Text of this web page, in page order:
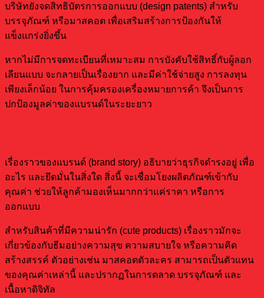
บริษัทยังจดสิทธิบัตรการออกแบบ (design patents) สำหรับ
บรรจุภัณฑ์ หรือมาสคอต เพื่อเสริมสร้างการป้องกันให้
แข็งแกร่งยิ่งขึ้น
หากไม่มีการจดทะเบียนที่เหมาะสม การบังคับใช้สิทธิ์กับผู้ลอก
เลียนแบบ จะกลายเป็นเรื่องยาก และมีค่าใช้จ่ายสูง การลงทุน
เพียงเล็กน้อย ในการคุ้มครองเครื่องหมายการค้า จึงเป็นการ
ปกป้องมูลค่าของแบรนด์ในระยะยาว
เรื่องราวของแบรนด์ (brand story) อธิบายว่าธุรกิจดำรงอยู่ เพื่อ
อะไร และยึดมั่นในสิ่งใด สิ่งนี้ จะเชื่อมโยงผลิตภัณฑ์เข้ากับ
คุณค่า ช่วยให้ลูกค้ามองเห็นมากกว่าแค่ราคา หรือการ
ออกแบบ
สำหรับสินค้าที่มีความน่ารัก (cute products) เรื่องราวมักจะ
เกี่ยวข้องกับธีมอย่างความสุข ความสบายใจ หรือความคิด
สร้างสรรค์ ตัวอย่างเช่น มาสคอตตัวละคร สามารถเป็นตัวแทน
ของคุณค่าเหล่านี้ และปรากฏในการตลาด บรรจุภัณฑ์ และ
เนื้อหาดิจิทัล